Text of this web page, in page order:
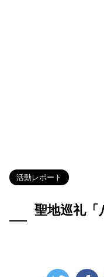
活動レポート
聖地巡礼「